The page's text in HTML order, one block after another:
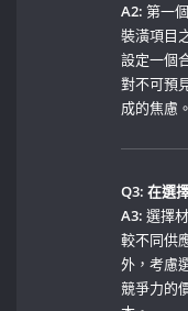
A2: 第一
裝潢項目
設定一個
對不可預
成的焦慮。
Q3: 在選
A3: 選擇
較不同供
外，考慮
競爭力的